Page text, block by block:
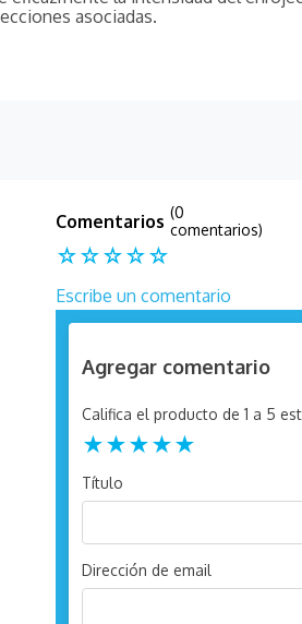
asociadas.
☆☆☆☆☆
(0
comentarios)
Escribe un comentario
Agregar comentario
Título
Califica el producto de 1 a 5
★★★★★
Dirección de email